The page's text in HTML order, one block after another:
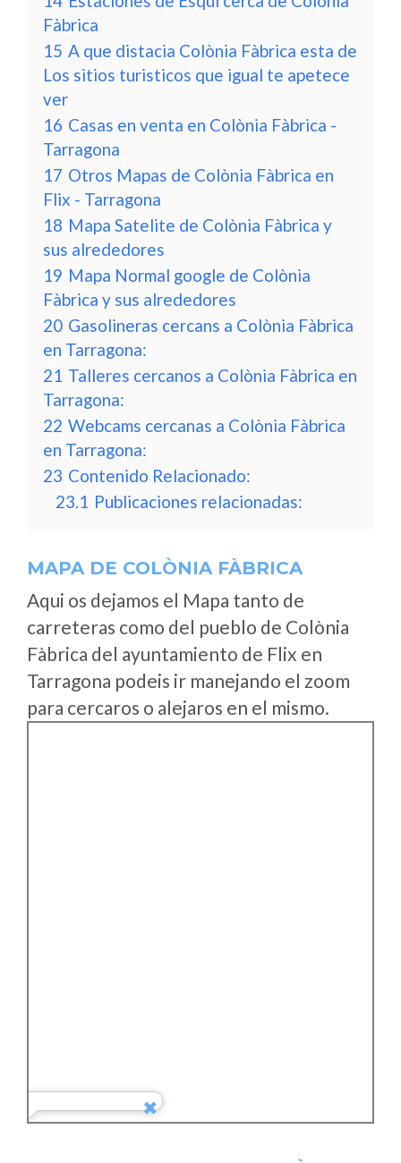
Fàbrica
15 A que distacia Colònia Fàbrica esta de
Los sitios turisticos que igual te apetece
ver
16 Casas en venta en Colònia Fàbrica -
Tarragona
17 Otros Mapas de Colònia Fàbrica en
Flix - Tarragona
18 Mapa Satelite de Colònia Fàbrica y
sus alrededores
19 Mapa Normal google de Colònia
Fàbrica y sus alrededores
20 Gasolineras cercans a Colònia Fàbrica
en Tarragona:
21 Talleres cercanos a Colònia Fàbrica en
Tarragona:
22 Webcams cercanas a Colònia Fàbrica
en Tarragona:
23 Contenido Relacionado:
23.1 Publicaciones relacionadas:
MAPA DE COLÒNIA FÀBRICA
Aqui os dejamos el Mapa tanto de
carreteras como del pueblo de Colònia
Fàbrica del ayuntamiento de Flix en
Tarragona podeis ir manejando el zoom
para cercaros o alejaros en el mismo.